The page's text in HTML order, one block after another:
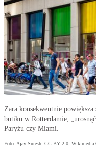
Zara konsekwentnie
butiku w Rotterdamie,
Paryżu czy Miami.
Foto: Ajay Suresh, CC BY 2.0, Wikimedia